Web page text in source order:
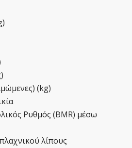
(kg)
Ρυθμός (BMR) μέσω
λίπους